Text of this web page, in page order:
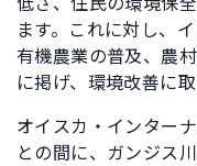
ます。これに対し、
有機農業の普及、農
に掲げ、環境改善に取
オイスカ・インター
との間に、ガンジス